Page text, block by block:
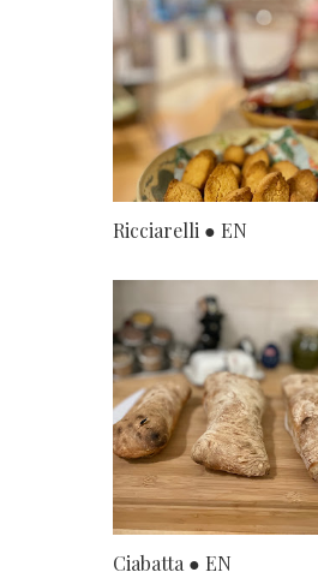
Ricciarelli ● EN
Ciabatta ● EN